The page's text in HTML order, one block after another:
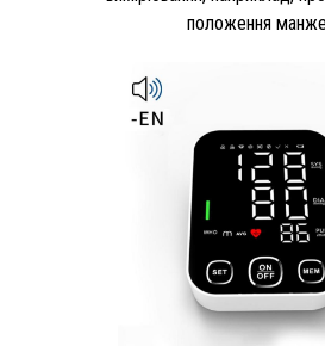
положення